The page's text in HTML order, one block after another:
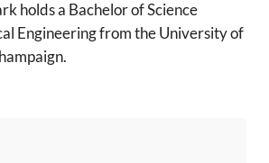
holds a Bachelor of Science
Engineering from the University of